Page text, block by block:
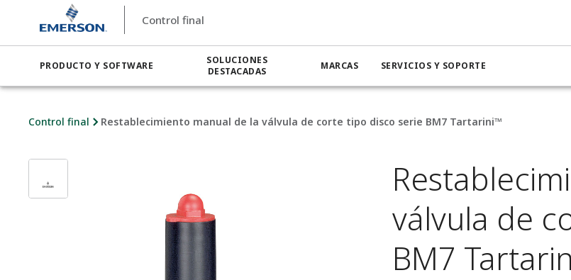
Control final
PRODUCTO Y SOFTWARE
SOLUCIONES
DESTACADAS
MARCAS SERVICIOS Y SOPORTE
Control final Restablecimiento manual de la válvula de corte tipo disco serie BM7 Tartarini™
válvula de
BM7